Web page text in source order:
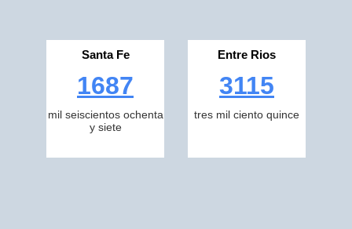
Santa Fe
1687
mil seiscientos ochenta
y siete
Entre Rios
3115
tres mil ciento quince